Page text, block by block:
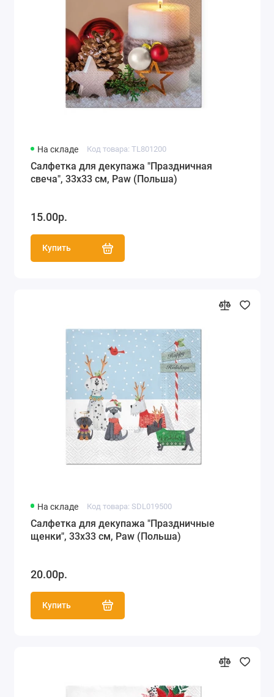
На складе Код товара: TL801200
Салфетка для декупажа "Праздничная
свеча", 33х33 см, Paw (Польша)
15.00р.
Купить
На складе Код товара: SDL019500
Салфетка для декупажа "Праздничные
щенки", 33х33 см, Paw (Польша)
20.00р.
Купить